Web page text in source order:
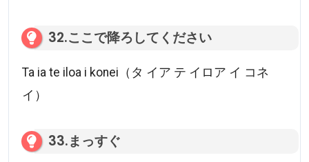
32.ここで降ろしてください
Ta ia te iloa i konei（タ イア テ イロア イ コネ
イ）
33.まっすぐ